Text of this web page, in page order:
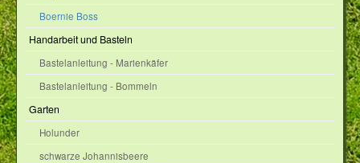
Boernie Boss
Handarbeit und Basteln
Bastelanleitung - Marienkäfer
Bastelanleitung - Bommeln
Garten
Holunder
schwarze Johannisbeere